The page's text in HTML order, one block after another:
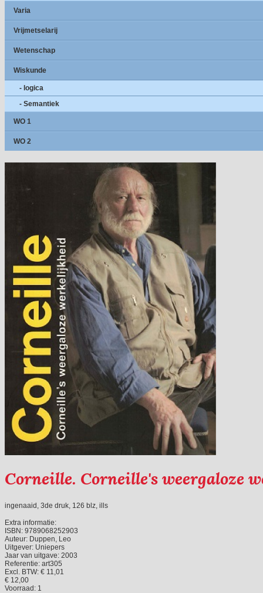
Varia
Vrijmetselarij
Wetenschap
Wiskunde
- logica
- Semantiek
WO 1
WO 2
Corneille. Corneille's weergaloze
ingenaaid, 3de druk, 126 blz, ills
Extra informatie:
ISBN: 9789068252903
Auteur: Duppen, Leo
Uitgever: Uniepers
Jaar van uitgave: 2003
Referentie: art305
Excl. BTW: € 11,01
€ 12,00
Voorraad: 1